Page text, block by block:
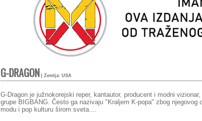
G-DRAGON | Zemlja: USA
G-Dragon je južnokorejski reper, kantautor, producent i modni
grupe BIGBANG. Često ga nazivaju "Kraljem K-popa" zbog njegovog
modu i pop kulturu širom sveta....